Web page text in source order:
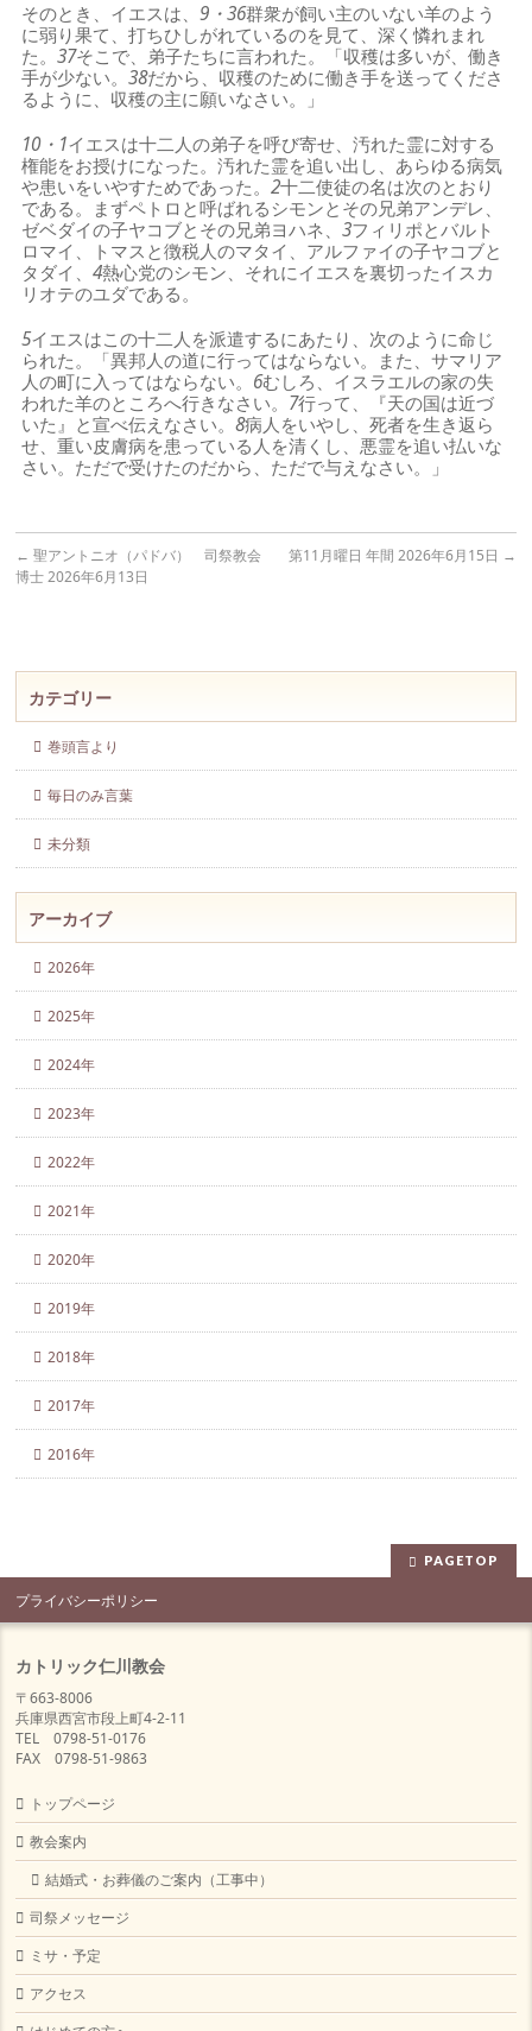
そのとき、イエスは、9・36群衆が飼い主のいない羊のよう
に弱り果て、打ちひしがれているのを見て、深く憐れまれ
た。37そこで、弟子たちに言われた。「収穫は多いが、働き
手が少ない。38だから、収穫のために働き手を送ってくださ
るように、収穫の主に願いなさい。」
10・1イエスは十二人の弟子を呼び寄せ、汚れた霊に対する
権能をお授けになった。汚れた霊を追い出し、あらゆる病気
や患いをいやすためであった。2十二使徒の名は次のとおり
である。まずペトロと呼ばれるシモンとその兄弟アンデレ、
ゼベダイの子ヤコブとその兄弟ヨハネ、3フィリポとバルト
ロマイ、トマスと徴税人のマタイ、アルファイの子ヤコブと
タダイ、4熱心党のシモン、それにイエスを裏切ったイスカ
リオテのユダである。
5イエスはこの十二人を派遣するにあたり、次のように命じ
られた。「異邦人の道に行ってはならない。また、サマリア
人の町に入ってはならない。 6むしろ、イスラエルの家の失
われた羊のところへ行きなさい。 7行って、『天の国は近づ
いた』と宣べ伝えなさい。8病人をいやし、死者を生き返ら
せ、重い皮膚病を患っている人を清くし、悪霊を追い払いな
さい。ただで受けたのだから、ただで与えなさい。」
← 聖アントニオ（パドバ） 司祭教会
博士 2026年6月13日
第11月曜日 年間 2026年6月15日 →
カテゴリー
巻頭言より
毎日のみ言葉
未分類
アーカイブ
2026年
2025年
2024年
2023年
2022年
2021年
2020年
2019年
2018年
2017年
2016年
PAGETOP
プライバシーポリシー
カトリック仁川教会
〒663-8006
兵庫県西宮市段上町4-2-11
TEL 0798-51-0176
FAX 0798-51-9863
トップページ
教会案内
結婚式・お葬儀のご案内（工事中）
司祭メッセージ
ミサ・予定
アクセス